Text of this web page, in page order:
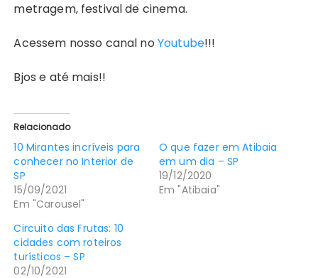
metragem, festival de cinema.
Acessem nosso canal no Youtube!!!
Bjos e até mais!!
Relacionado
10 Mirantes incríveis para
conhecer no Interior de
SP
15/09/2021
Em "Carousel"
O que fazer em Atibaia
em um dia – SP
19/12/2020
Em "Atibaia"
Circuito das Frutas: 10
cidades com roteiros
turísticos – SP
02/10/2021